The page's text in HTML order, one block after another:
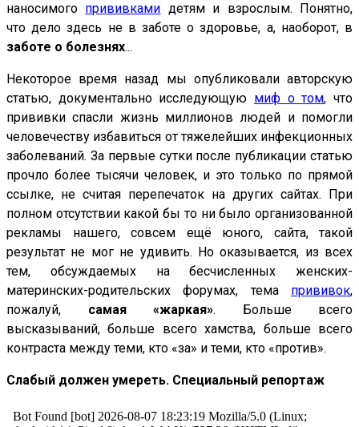
наносимого прививками детям и взрослым. Понятно,
что дело здесь не в заботе о здоровье, а, наоборот, в
заботе о болезнях...
Некоторое время назад мы опубликовали авторскую
статью, документально исследующую миф о том, что
прививки спасли жизнь миллионов людей и помогли
человечеству избавиться от тяжелейших инфекционных
заболеваний. За первые сутки после публикации статью
прочло более тысячи человек, и это только по прямой
ссылке, не считая перепечаток на других сайтах. При
полном отсутствии какой бы то ни было организованной
рекламы нашего, совсем ещё юного, сайта, такой
результат не мог не удивить. Но оказывается, из всех
тем, обсуждаемых на бесчисленных женских-
материнских-родительских форумах, тема прививок,
пожалуй, самая «жаркая». Больше всего
высказываний, больше всего хамства, больше всего
контраста между теми, кто «за» и теми, кто «против».
Слабый должен умереть. Специальный репортаж